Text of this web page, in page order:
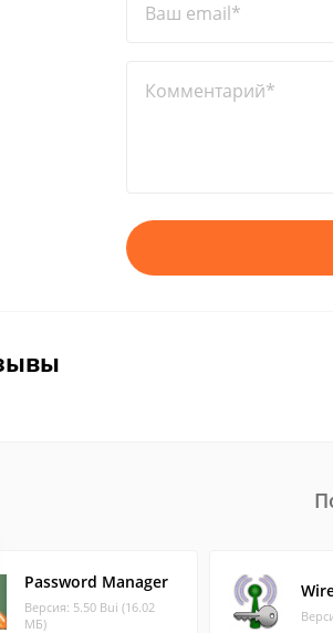
Ваш email*
Комментарий*
Password Manager
Версия: 5.50 Bui (16.02
МБ)